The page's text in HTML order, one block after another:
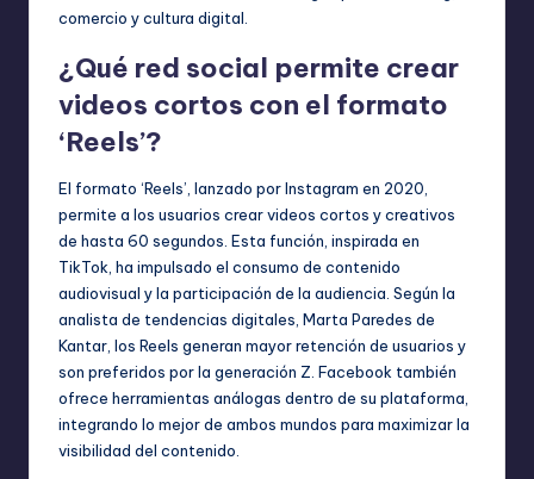
comercio y cultura digital.
¿Qué red social permite crear
videos cortos con el formato
‘Reels’?
El formato ‘Reels’, lanzado por Instagram en 2020,
permite a los usuarios crear videos cortos y creativos
de hasta 60 segundos. Esta función, inspirada en
TikTok, ha impulsado el consumo de contenido
audiovisual y la participación de la audiencia. Según la
analista de tendencias digitales, Marta Paredes de
Kantar, los Reels generan mayor retención de usuarios y
son preferidos por la generación Z. Facebook también
ofrece herramientas análogas dentro de su plataforma,
integrando lo mejor de ambos mundos para maximizar la
visibilidad del contenido.